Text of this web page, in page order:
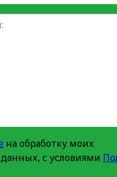
на обработку моих
с условиями